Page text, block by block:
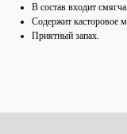
В состав входит
Содержит касторовое
Приятный запах.